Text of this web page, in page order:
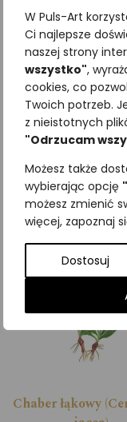
W Puls-Art
Ci najlepsze
naszej strony
wszystko",
cookies, co
Twoich potrzeb.
z nieistotnych
"Odrzucam
Możesz także
wybierając opcję
możesz zmienić
więcej, zapoznaj
Dostosuj
Podobne
Chaber łąkowy